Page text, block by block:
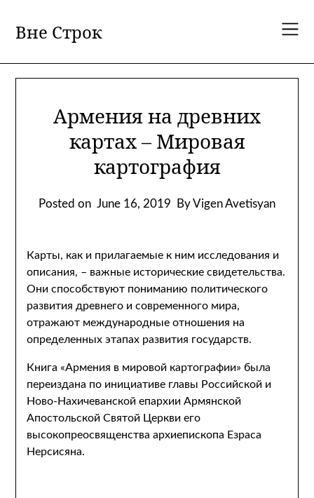
content
Вне Строк
Армения на древних
картах – Мировая
картография
Posted on June 16, 2019 By Vigen Avetisyan
Карты, как и прилагаемые к ним исследования и
описания, – важные исторические свидетельства.
Они способствуют пониманию политического
развития древнего и современного мира,
отражают международные отношения на
определенных этапах развития государств.
Книга «Армения в мировой картографии» была
переиздана по инициативе главы Российской и
Ново-Нахичеванской епархии Армянской
Апостольской Святой Церкви его
высокопреосвященства архиепископа Езраса
Нерсисяна.